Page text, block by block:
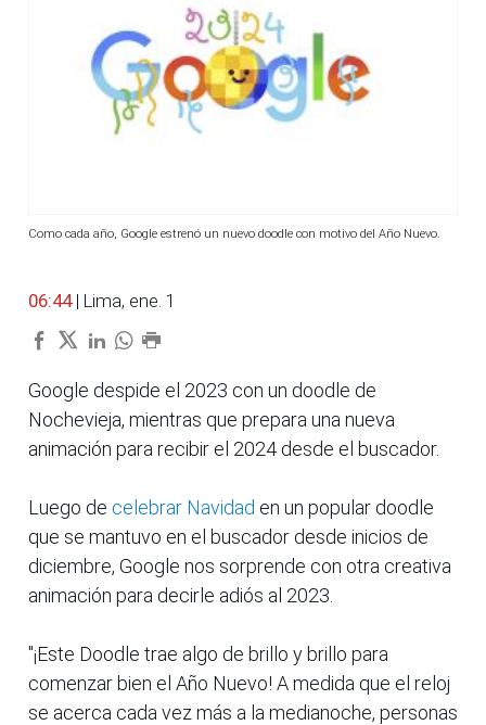
Como cada año, Google estrenó un nuevo doodle con motivo del Año Nuevo.
06:44 | Lima, ene. 1
Google despide el 2023 con un doodle de
Nochevieja, mientras que prepara una nueva
animación para recibir el 2024 desde el buscador.
Luego de celebrar Navidad en un popular doodle
que se mantuvo en el buscador desde inicios de
diciembre, Google nos sorprende con otra creativa
animación para decirle adiós al 2023.
"¡Este Doodle trae algo de brillo y brillo para
comenzar bien el Año Nuevo! A medida que el reloj
se acerca cada vez más a la medianoche, personas